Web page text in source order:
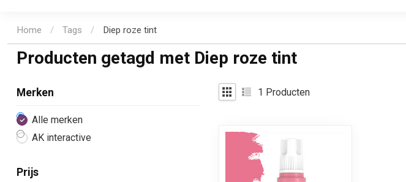
Home / Tags / Diep roze tint
Producten getagd met Diep roze tint
Merken
Alle merken
AK interactive
Prijs
1 Producten